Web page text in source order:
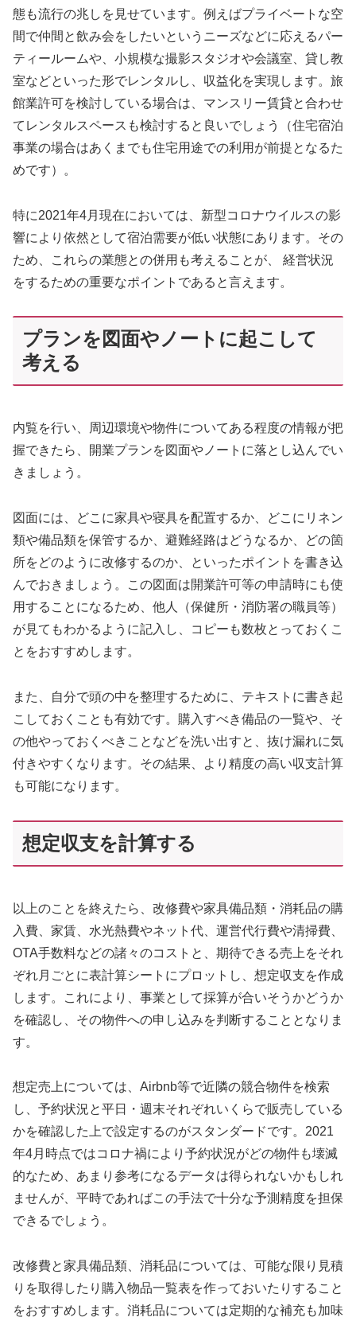
態も流行の兆しを見せています。例えばプライベートな空
間で仲間と飲み会をしたいというニーズなどに応えるパー
ティールームや、小規模な撮影スタジオや会議室、貸し教
室などといった形でレンタルし、収益化を実現します。旅
館業許可を検討している場合は、マンスリー賃貸と合わせ
てレンタルスペースも検討すると良いでしょう（住宅宿泊
事業の場合はあくまでも住宅用途での利用が前提となるた
めです）。
特に2021年4月現在においては、新型コロナウイルスの影
響により依然として宿泊需要が低い状態にあります。その
ため、これらの業態との併用も考えることが、 経営状況
をするための重要なポイントであると言えます。
プランを図面やノートに起こして
考える
内覧を行い、周辺環境や物件についてある程度の情報が把
握できたら、開業プランを図面やノートに落とし込んでい
きましょう。
図面には、どこに家具や寝具を配置するか、どこにリネン
類や備品類を保管するか、避難経路はどうなるか、どの箇
所をどのように改修するのか、といったポイントを書き込
んでおきましょう。この図面は開業許可等の申請時にも使
用することになるため、他人（保健所・消防署の職員等）
が見てもわかるように記入し、コピーも数枚とっておくこ
とをおすすめします。
また、自分で頭の中を整理するために、テキストに書き起
こしておくことも有効です。購入すべき備品の一覧や、そ
の他やっておくべきことなどを洗い出すと、抜け漏れに気
付きやすくなります。その結果、より精度の高い収支計算
も可能になります。
想定収支を計算する
以上のことを終えたら、改修費や家具備品類・消耗品の購
入費、家賃、水光熱費やネット代、運営代行費や清掃費、
OTA手数料などの諸々のコストと、期待できる売上をそれ
ぞれ月ごとに表計算シートにプロットし、想定収支を作成
します。これにより、事業として採算が合いそうかどうか
を確認し、その物件への申し込みを判断することとなりま
す。
想定売上については、Airbnb等で近隣の競合物件を検索
し、予約状況と平日・週末それぞれいくらで販売している
かを確認した上で設定するのがスタンダードです。2021
年4月時点ではコロナ禍により予約状況がどの物件も壊滅
的なため、あまり参考になるデータは得られないかもしれ
ませんが、平時であればこの手法で十分な予測精度を担保
できるでしょう。
改修費と家具備品類、消耗品については、可能な限り見積
りを取得したり購入物品一覧表を作っておいたりすること
をおすすめします。消耗品については定期的な補充も加味